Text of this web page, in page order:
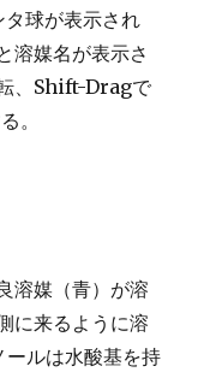
球が表示され
溶媒名が表示さ
、Shift-Dragで
。
溶媒（青）が溶
に来るように溶
ルは水酸基を持